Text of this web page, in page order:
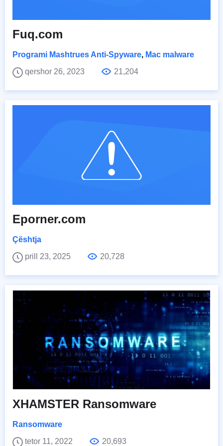
Fuq.com
Programi Mashtrues Anti-Spyware, Mac malware
qershor 26, 2023
21,204
Eporner.com
Çështja
prill 23, 2025
20,728
XHAMSTER Ransomware
Ransomware
tetor 11, 2022
20,693